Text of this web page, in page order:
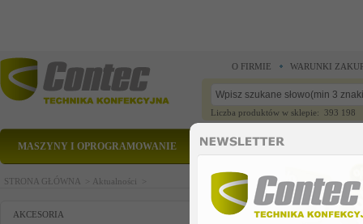
O FIRMIE WARUNKI
Liczba produktów w sklepie: 393 198
MASZYNY I OPROGRAMOWANIE CZĘŚCI ZAMIENNE
STRONA GŁÓWNA > Aktualności >
AKCESORIA